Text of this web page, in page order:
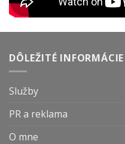
DÔLEŽITÉ INFORMÁCIE
Služby
PR a reklama
O mne